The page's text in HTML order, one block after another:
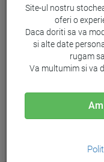
Site-ul nostru
oferi o
Daca doriti sa va
si alte date
rugam
Va multumim si va